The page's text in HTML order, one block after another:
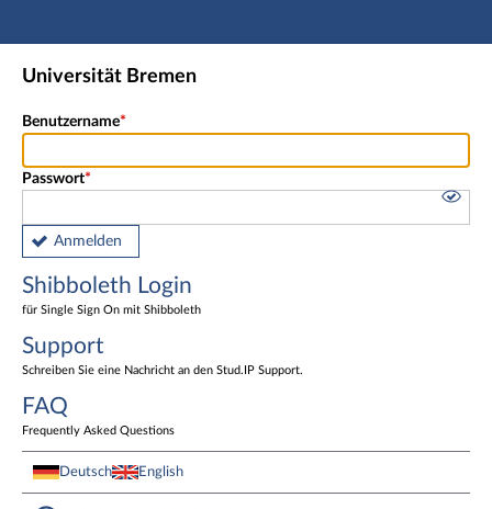
Hauptnavigation
Shibboleth Login
Universität Bremen
Benutzername
Passwort
Anmelden
Shibboleth Login
für Single Sign On mit Shibboleth
Support
Schreiben Sie eine Nachricht an den Stud.IP Support.
FAQ
Frequently Asked Questions
Deutsch English